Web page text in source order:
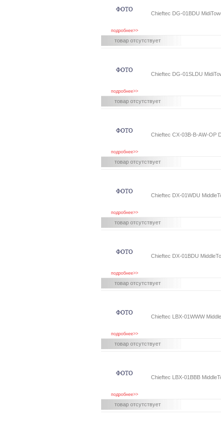
подробнее>>
Chieftec DG-01BDU
товар отсутствует
подробнее>>
Chieftec DG-01SLDU
товар отсутствует
подробнее>>
Chieftec CX-03B-B-AW-OP
товар отсутствует
подробнее>>
Chieftec DX-01WDU
товар отсутствует
подробнее>>
Chieftec DX-01BDU
товар отсутствует
подробнее>>
Chieftec LBX-01WWW
товар отсутствует
подробнее>>
Chieftec LBX-01BBB
товар отсутствует